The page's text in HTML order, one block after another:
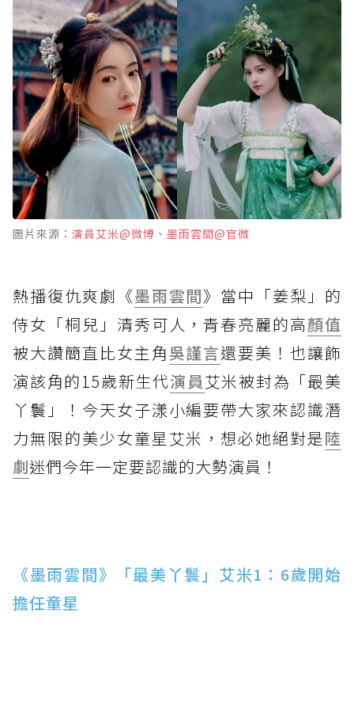
圖片來源： 演員艾米@微博 、 墨雨雲間@官微
熱播復仇爽劇《墨雨雲間》當中「姜梨」的
侍女「桐兒」清秀可人，青春亮麗的高顏值
被大讚簡直比女主角吳謹言還要美！也讓飾
演該角的15歲新生代演員艾米被封為「最美
丫鬟」！今天女子漾小編要帶大家來認識潛
力無限的美少女童星艾米，想必她絕對是陸
劇迷們今年一定要認識的大勢演員！
《墨雨雲間》「最美丫鬟」艾米1：6歲開始
擔任童星